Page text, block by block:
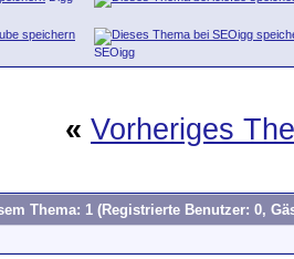
SEOigg
« Vorheriges
Thema: 1 (Registrierte Benutzer: 0,